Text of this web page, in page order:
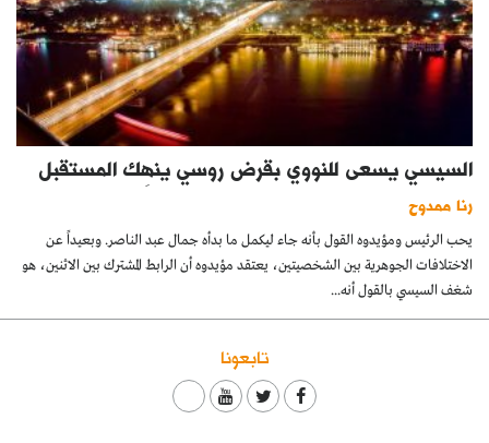
السيسي يسعى للنووي بقرض روسي ينهِك المستقبل
رنا ممدوح
يحب الرئيس ومؤيدوه القول بأنه جاء ليكمل ما بدأه جمال عبد الناصر. وبعيداً عن
الاختلافات الجوهرية بين الشخصيتين، يعتقد مؤيدوه أن الرابط المشترك بين الاثنين، هو
شغف السيسي بالقول أنه...
تابعونا